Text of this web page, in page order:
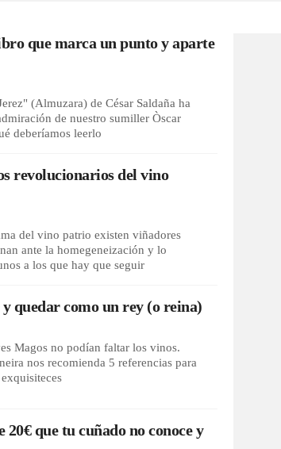
que marca un punto y aparte
(Almuzara) de César Saldaña ha
de nuestro sumiller Òscar
deberíamos leerlo
revolucionarios del vino
del vino patrio existen viñadores
ante la homegeneización y lo
a los que hay que seguir
quedar como un rey (o reina)
Magos no podían faltar los vinos.
nos recomienda 5 referencias para
20€ que tu cuñado no conoce y